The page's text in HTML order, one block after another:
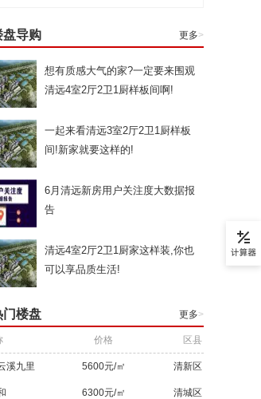
盘导购 更多>
想有质感大气的家?一定要来围观
清远4室2厅2卫1厨样板间啊!
一起来看清远3室2厅2卫1厨样板
间!新家就要这样的!
6月清远新房用户关注度大数据报
告
清远4室2厅2卫1厨家这样装,你也
可以享品质生活!
门楼盘 更多>
价格 区县
溪九里 5600元/㎡ 清新区
6300元/㎡ 清城区